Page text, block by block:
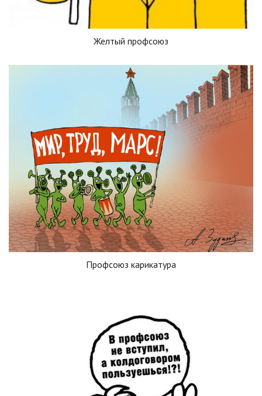
Желтый профсоюз
Профсоюз карикатура